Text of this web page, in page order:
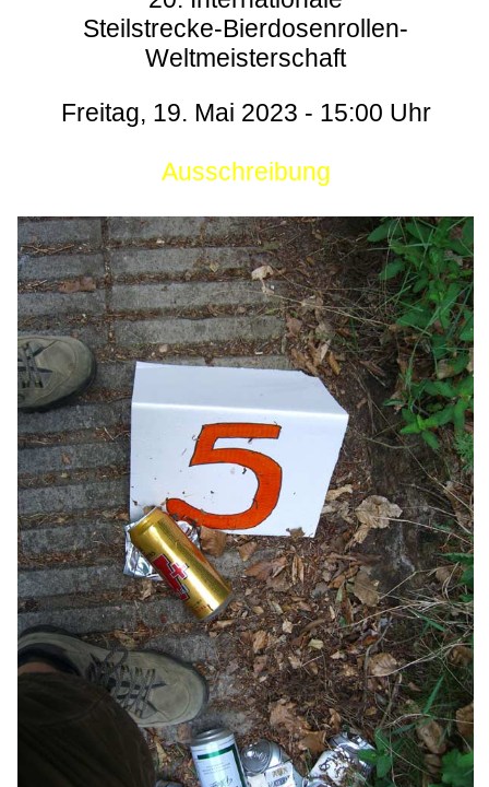
Steilstrecke-Bierdosenrollen-
Weltmeisterschaft
Freitag, 19. Mai 2023 - 15:00 Uhr
Ausschreibung